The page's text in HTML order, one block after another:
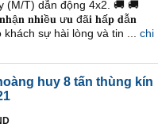
(M/T) dẫn động 4x2. 🚚 🚚
𝐧𝐡𝐢ề𝐮 ư𝐮 đã𝐢 𝐡ấ𝐩 𝐝ẫ𝐧
sự hài lòng và tin ...
chi
huy 8 tấn thùng kín